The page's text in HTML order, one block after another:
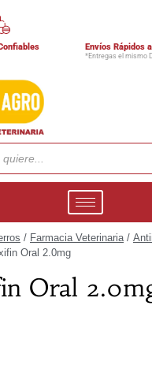
Envíos Rápidos
*Entregas el mismo
/ Farmacia Veterinaria/
Oral 2.0mg
Oral